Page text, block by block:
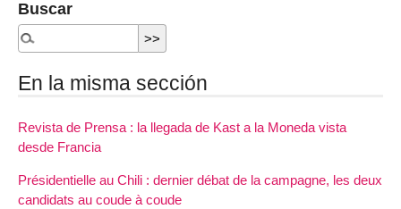
Buscar
En la misma sección
Revista de Prensa : la llegada de Kast a la Moneda vista
desde Francia
Présidentielle au Chili : dernier débat de la campagne, les deux
candidats au coude à coude